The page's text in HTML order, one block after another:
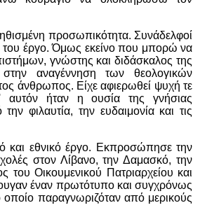
προσωπικότητα. Συνάδελφοί
του έργο. Όμως εκείνο που μπορώ να
γνώστης και διδάσκαλος της
αναγέννηση των θεολογικών
άνθρωπος. Είχε αφιερωθεί ψυχή τε
ήταν η ουσία της γνήσιας
φιλαυτία, την ευδαιμονία και τις
και εθνικό έργο. Εκπροσώπησε την
στον Λίβανο, την Δαμασκό, την
Οικουμενικού Πατριαρχείου και
έναν πρωτότυπο και συγχρόνως
παραγνωριζόταν από μερικούς